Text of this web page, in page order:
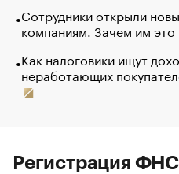
Сотрудники открыли
компаниям. Зачем им это
Как налоговики ищут
неработающих
Регистрация ФНС